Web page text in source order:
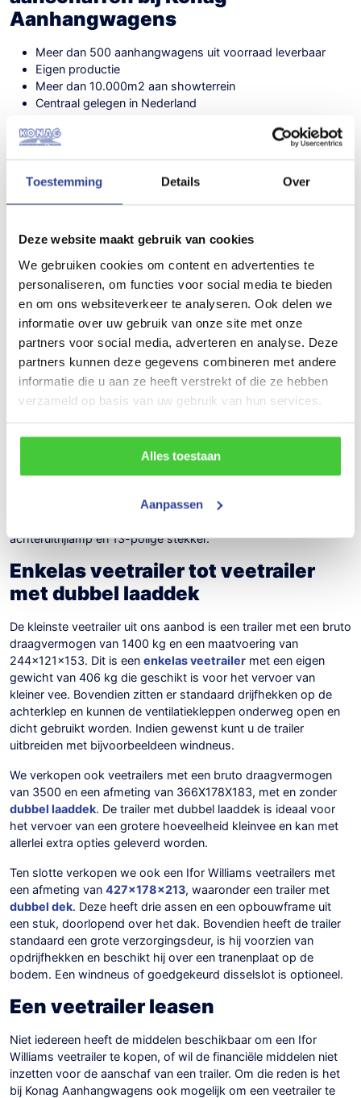
Toestemming Details Over
Deze website maakt gebruik van cookies
We gebruiken cookies om content en advertenties te
personaliseren, om functies voor social media te bieden
en om ons websiteverkeer te analyseren. Ook delen we
informatie over uw gebruik van onze site met onze
partners voor social media, adverteren en analyse. Deze
partners kunnen deze gegevens combineren met andere
informatie die u aan ze heeft verstrekt of die ze hebben
verzameld op basis van uw gebruik van hun services.
Alles toestaan
Aanpassen
Aanhangwagens
Meer dan 500 aanhangwagens uit voorraad leverbaar
Eigen productie
Meer dan 10.000m2 aan showterrein
Centraal gelegen in Nederland
Veilig online betalen
Ifor Williams heeft al meer dan 50 jaar het vertrouwen van
vanIfor Williamswordt veel gebruikt voor het vervoeren van
geschikt model veetrailer te koop. Ifor Williams maakt bij de
productie van veetrailers gebruik van duurzame materialen en
innovatieve technieken. Zij maken bijvoorbeeld gebruik van
bladvering wat gegarandeerd een optimaal rijcomfort en veilig
vervoer van uw vee oplevert.
Geschikt type voor ieder dier
In het assortiment van Konag Aanhangwagens vindt u
verkopen wij voor hetvervoer van ieder diereen geschikte
trailer. Alle trailers uit ons aanbod beschikken standaard over
beschikken ze ook standaard over een tranenplaat op de
achteruitrijlamp en 13-polige stekker.
Enkelas veetrailer tot veetrailer
met dubbel laaddek
De kleinste veetrailer uit ons aanbod is een trailer met een bruto
draagvermogen van 1400 kg en een maatvoering van
244x121x153. Dit is een enkelas veetrailer met een eigen
gewicht van 406 kg die geschikt is voor het vervoer van
kleiner vee. Bovendien zitten er standaard drijfhekken op de
achterklep en kunnen de ventilatiekleppen onderweg open en
dicht gebruikt worden. Indien gewenst kunt u de trailer
uitbreiden met bijvoorbeeldeen windneus.
We verkopen ook veetrailers met een bruto draagvermogen
van 3500 en een afmeting van 366X178X183, met en zonder
dubbel laaddek. De trailer met dubbel laaddek is ideaal voor
het vervoer van een grotere hoeveelheid kleinvee en kan met
allerlei extra opties geleverd worden.
Ten slotte verkopen we ook een Ifor Williams veetrailers met
een afmeting van 427x178x213, waaronder een trailer met
dubbel dek. Deze heeft drie assen en een opbouwframe uit
een stuk, doorlopend over het dak. Bovendien heeft de trailer
standaard een grote verzorgingsdeur, is hij voorzien van
opdrijfhekken en beschikt hij over een tranenplaat op de
bodem. Een windneus of goedgekeurd disselslot is optioneel.
Een veetrailer leasen
Niet iedereen heeft de middelen beschikbaar om een Ifor
Williams veetrailer te kopen, of wil de financiële middelen niet
inzetten voor de aanschaf van een trailer. Om die reden is het
bij Konag Aanhangwagens ook mogelijk om een veetrailer te